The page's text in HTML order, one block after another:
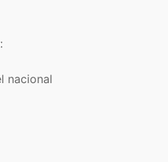
nacional